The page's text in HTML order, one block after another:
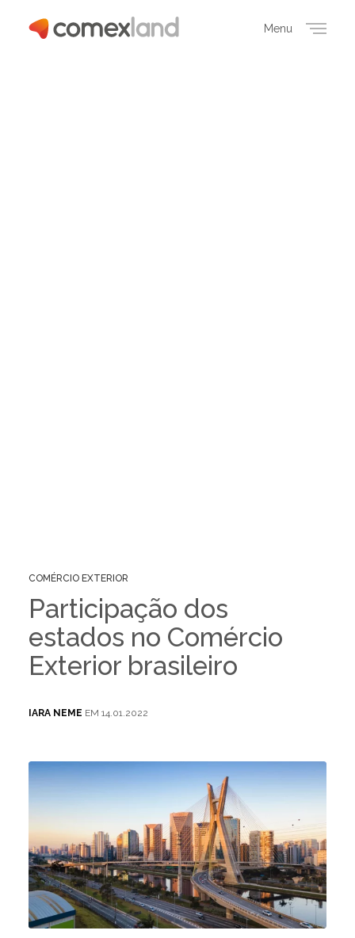
Menu
COMÉRCIO EXTERIOR
Participação dos
estados no Comércio
Exterior brasileiro
IARA NEME EM 14.01.2022